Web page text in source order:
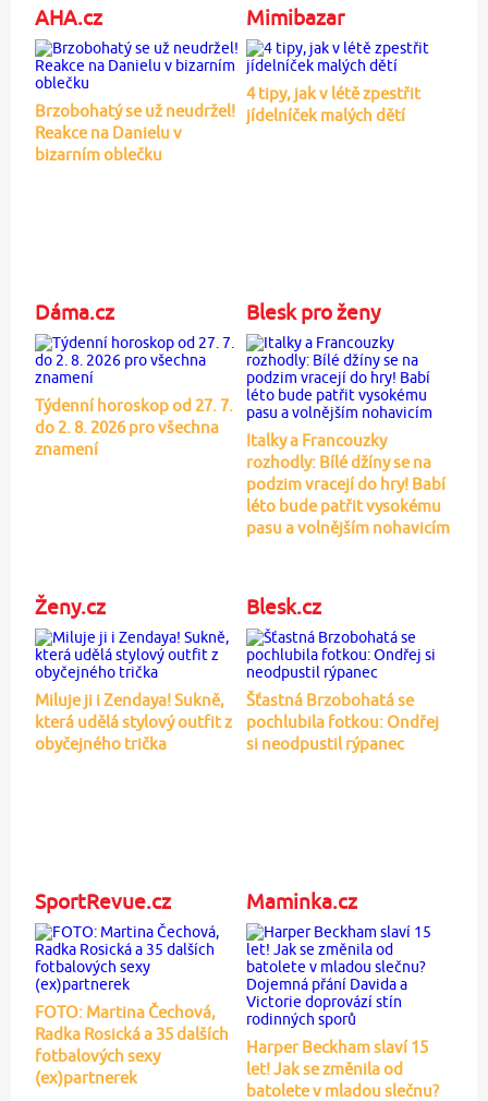
AHA.cz
Brzobohatý se už neudržel!
Reakce na Danielu v
bizarním oblečku
Mimibazar
4 tipy, jak v létě zpestřit
jídelníček malých dětí
Dáma.cz
Týdenní horoskop od 27. 7.
do 2. 8. 2026 pro všechna
znamení
Blesk pro ženy
Italky a Francouzky
rozhodly: Bílé džíny se na
podzim vracejí do hry! Babí
léto bude patřit vysokému
pasu a volnějším nohavicím
Ženy.cz
Miluje ji i Zendaya! Sukně,
která udělá stylový outfit z
obyčejného trička
Blesk.cz
Šťastná Brzobohatá se
pochlubila fotkou: Ondřej
si neodpustil rýpanec
SportRevue.cz
FOTO: Martina Čechová,
Radka Rosická a 35 dalších
fotbalových sexy
(ex)partnerek
Maminka.cz
Harper Beckham slaví 15
let! Jak se změnila od
batolete v mladou slečnu?